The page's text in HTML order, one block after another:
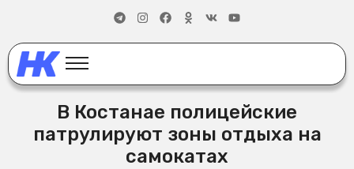
В Костанае полицейские
патрулируют зоны отдыха на
самокатах